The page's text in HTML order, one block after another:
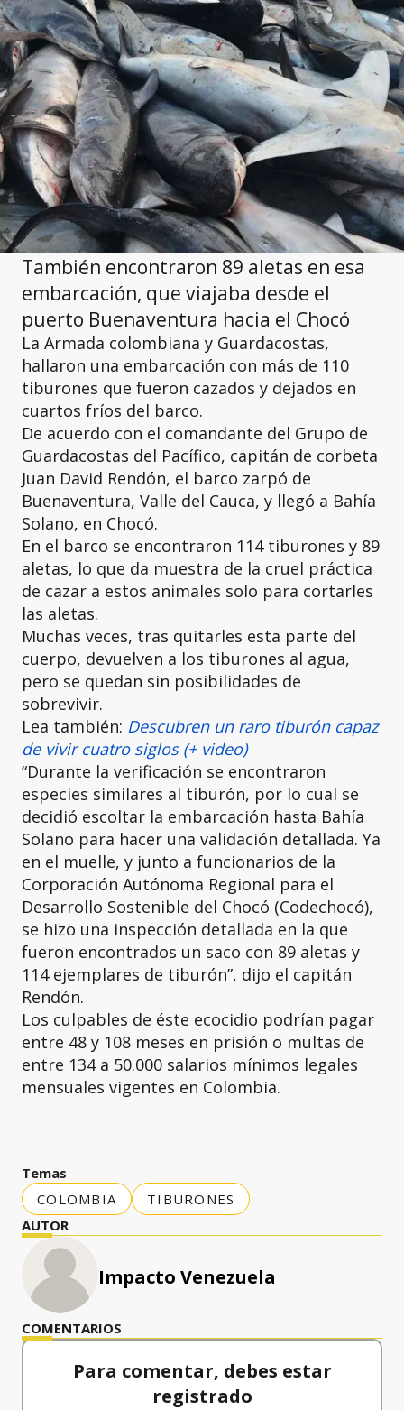
También encontraron 89 aletas en esa
embarcación, que viajaba desde el
puerto Buenaventura hacia el Chocó
La Armada colombiana y Guardacostas,
hallaron una embarcación con más de 110
tiburones que fueron cazados y dejados en
cuartos fríos del barco.
De acuerdo con el comandante del Grupo de
Guardacostas del Pacífico, capitán de corbeta
Juan David Rendón, el barco zarpó de
Buenaventura, Valle del Cauca, y llegó a Bahía
Solano, en Chocó.
En el barco se encontraron 114 tiburones y 89
aletas, lo que da muestra de la cruel práctica
de cazar a estos animales solo para cortarles
las aletas.
Muchas veces, tras quitarles esta parte del
cuerpo, devuelven a los tiburones al agua,
pero se quedan sin posibilidades de
sobrevivir.
Lea también: Descubren un raro tiburón capaz
de vivir cuatro siglos (+ video)
“Durante la verificación se encontraron
especies similares al tiburón, por lo cual se
decidió escoltar la embarcación hasta Bahía
Solano para hacer una validación detallada. Ya
en el muelle, y junto a funcionarios de la
Corporación Autónoma Regional para el
Desarrollo Sostenible del Chocó (Codechocó),
se hizo una inspección detallada en la que
fueron encontrados un saco con 89 aletas y
114 ejemplares de tiburón”, dijo el capitán
Rendón.
Los culpables de éste ecocidio podrían pagar
entre 48 y 108 meses en prisión o multas de
entre 134 a 50.000 salarios mínimos legales
mensuales vigentes en Colombia.
Temas
COLOMBIA
TIBURONES
AUTOR
Impacto Venezuela
COMENTARIOS
Para comentar, debes estar
registrado